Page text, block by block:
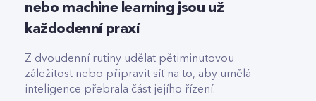
nebo machine learning jsou už
každodenní praxí
Z dvoudenní rutiny udělat pětiminutovou
záležitost nebo připravit síť na to, aby umělá
inteligence přebrala část jejího řízení.